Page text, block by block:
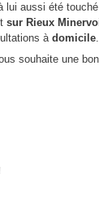
lui aussi été
sur Rieux
à domicile.
souhaite une